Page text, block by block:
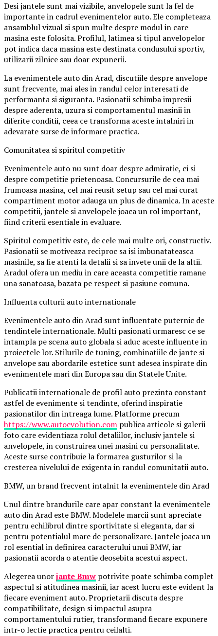
Desi jantele sunt mai vizibile, anvelopele sunt la fel de
importante in cadrul evenimentelor auto. Ele completeaza
ansamblul vizual si spun multe despre modul in care
masina este folosita. Profilul, latimea si tipul anvelopelor
pot indica daca masina este destinata condusului sportiv,
utilizarii zilnice sau doar expunerii.
La evenimentele auto din Arad, discutiile despre anvelope
sunt frecvente, mai ales in randul celor interesati de
performanta si siguranta. Pasionatii schimba impresii
despre aderenta, uzura si comportamentul masinii in
diferite conditii, ceea ce transforma aceste intalniri in
adevarate surse de informare practica.
Comunitatea si spiritul competitiv
Evenimentele auto nu sunt doar despre admiratie, ci si
despre competitie prietenoasa. Concursurile de cea mai
frumoasa masina, cel mai reusit setup sau cel mai curat
compartiment motor adauga un plus de dinamica. In aceste
competitii, jantele si anvelopele joaca un rol important,
fiind criterii esentiale in evaluare.
Spiritul competitiv este, de cele mai multe ori, constructiv.
Pasionatii se motiveaza reciproc sa isi imbunatateasca
masinile, sa fie atenti la detalii si sa invete unii de la altii.
Aradul ofera un mediu in care aceasta competitie ramane
una sanatoasa, bazata pe respect si pasiune comuna.
Influenta culturii auto internationale
Evenimentele auto din Arad sunt influentate puternic de
tendintele internationale. Multi pasionati urmaresc ce se
intampla pe scena auto globala si aduc aceste influente in
proiectele lor. Stilurile de tuning, combinatiile de jante si
anvelope sau abordarile estetice sunt adesea inspirate din
evenimentele mari din Europa sau din Statele Unite.
Publicatii internationale de profil auto prezinta constant
astfel de evenimente si tendinte, oferind inspiratie
pasionatilor din intreaga lume. Platforme precum
https://www.autoevolution.com publica articole si galerii
foto care evidentiaza rolul detaliilor, inclusiv jantele si
anvelopele, in construirea unei masini cu personalitate.
Aceste surse contribuie la formarea gusturilor si la
cresterea nivelului de exigenta in randul comunitatii auto.
BMW, un brand frecvent intalnit la evenimentele din Arad
Unul dintre brandurile care apar constant la evenimentele
auto din Arad este BMW. Modelele marcii sunt apreciate
pentru echilibrul dintre sportivitate si eleganta, dar si
pentru potentialul mare de personalizare. Jantele joaca un
rol esential in definirea caracterului unui BMW, iar
pasionatii acorda o atentie deosebita acestui aspect.
Alegerea unorjante Bmw potrivite poate schimba complet
aspectul si atitudinea masinii, iar acest lucru este evident la
fiecare eveniment auto. Proprietarii discuta despre
compatibilitate, design si impactul asupra
comportamentului rutier, transformand fiecare expunere
intr-o lectie practica pentru ceilalti.